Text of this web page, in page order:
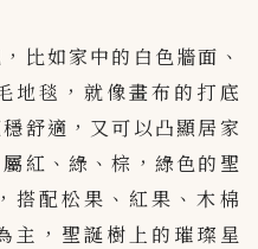
比如家中的白色牆面、
地毯，就像畫布的打底
舒適，又可以凸顯居家
紅、綠、棕，綠色的聖
搭配松果、紅果、木棉
主，聖誕樹上的璀璨星